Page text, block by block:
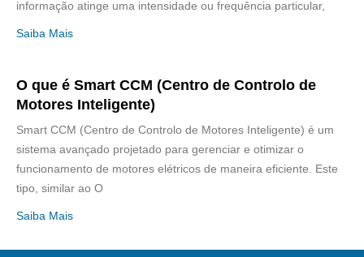
informação atinge uma intensidade ou frequência particular,
Saiba Mais
O que é Smart CCM (Centro de Controlo de
Motores Inteligente)
Smart CCM (Centro de Controlo de Motores Inteligente) é um
sistema avançado projetado para gerenciar e otimizar o
funcionamento de motores elétricos de maneira eficiente. Este
tipo, similar ao O
Saiba Mais